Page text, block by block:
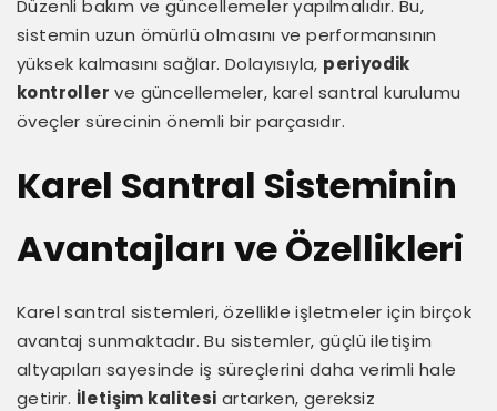
Düzenli bakım ve güncellemeler yapılmalıdır. Bu,
sistemin uzun ömürlü olmasını ve performansının
yüksek kalmasını sağlar. Dolayısıyla, periyodik
kontroller ve güncellemeler, karel santral kurulumu
öveçler sürecinin önemli bir parçasıdır.
Karel Santral Sisteminin
Avantajları ve Özellikleri
Karel santral sistemleri, özellikle işletmeler için birçok
avantaj sunmaktadır. Bu sistemler, güçlü iletişim
altyapıları sayesinde iş süreçlerini daha verimli hale
getirir. İletişim kalitesi artarken, gereksiz